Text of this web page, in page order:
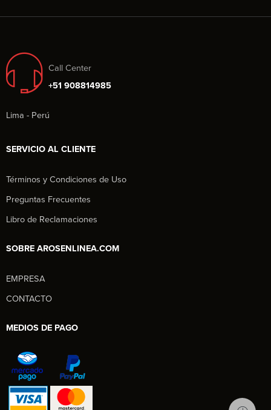
Call Center
+51 908814985
Lima - Perú
SERVICIO AL CLIENTE
Términos y Condiciones de Uso
Preguntas Frecuentes
Libro de Reclamaciones
SOBRE AROSENLINEA.COM
EMPRESA
CONTACTO
MEDIOS DE PAGO